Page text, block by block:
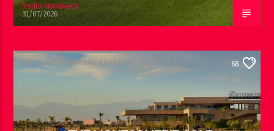
Radio Marrakech
31/07/2026
GOLFS & FAIRWAYS MARRAKECH 68